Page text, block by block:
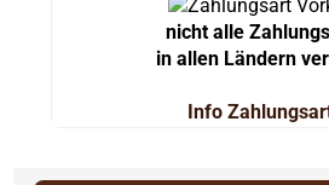
nicht alle
in allen Ländern
Info